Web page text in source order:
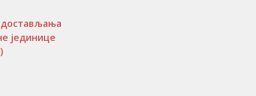
достављања
јединице